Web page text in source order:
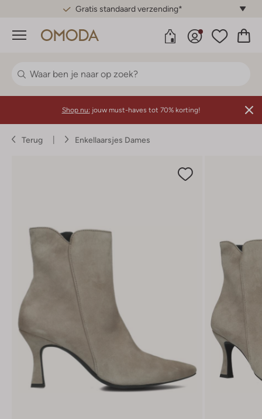
Gratis standaard verzending*
Menu
Shop nu: jouw must-haves tot 70% korting!
Terug Enkellaarsjes Dames